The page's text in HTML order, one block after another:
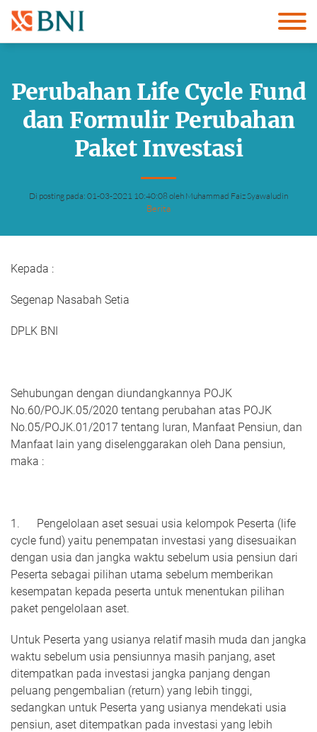
Perubahan Life Cycle Fund
dan Formulir Perubahan
Paket Investasi
Di posting pada: 01-03-2021 10:40:08 oleh Muhammad Faiz Syawaludin
Berita
Kepada :
Segenap Nasabah Setia
DPLK BNI
Sehubungan dengan diundangkannya POJK
No.60/POJK.05/2020 tentang perubahan atas POJK
No.05/POJK.01/2017 tentang Iuran, Manfaat Pensiun, dan
Manfaat lain yang diselenggarakan oleh Dana pensiun,
maka :
1. Pengelolaan aset sesuai usia kelompok Peserta (life
cycle fund) yaitu penempatan investasi yang disesuaikan
dengan usia dan jangka waktu sebelum usia pensiun dari
Peserta sebagai pilihan utama sebelum memberikan
kesempatan kepada peserta untuk menentukan pilihan
paket pengelolaan aset.
Untuk Peserta yang usianya relatif masih muda dan jangka
waktu sebelum usia pensiunnya masih panjang, aset
ditempatkan pada investasi jangka panjang dengan
peluang pengembalian (return) yang lebih tinggi,
sedangkan untuk Peserta yang usianya mendekati usia
pensiun, aset ditempatkan pada investasi yang lebih